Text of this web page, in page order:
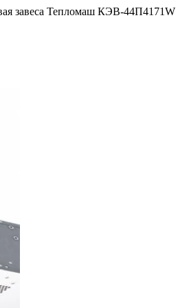
завеса Тепломаш КЭВ-44П4171W